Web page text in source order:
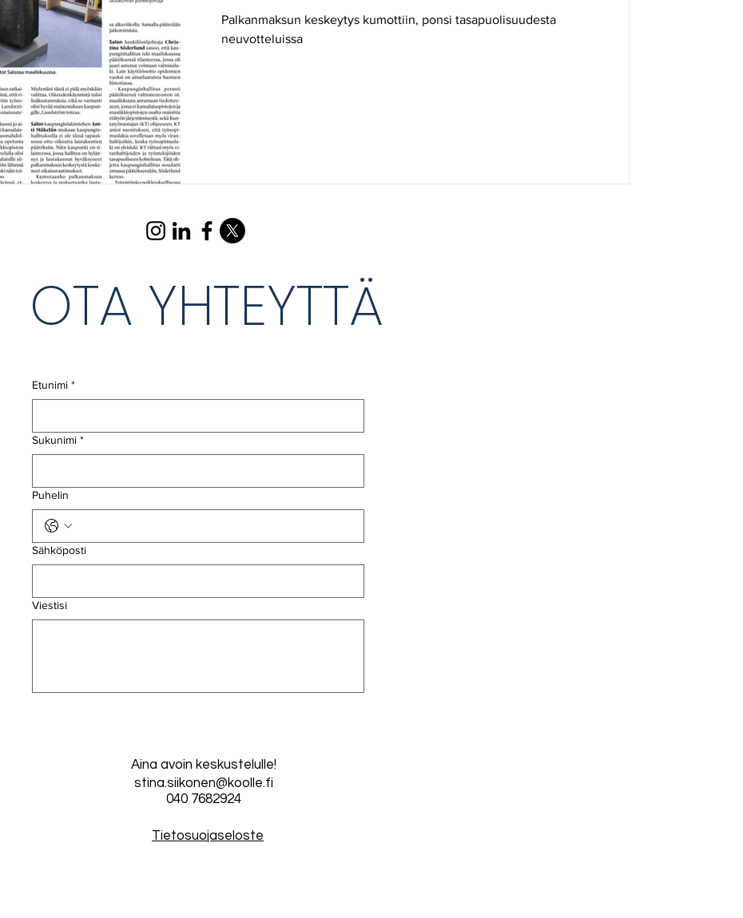
Palkanmaksun keskeytys kumottiin, ponsi tasapuolisuudesta
neuvotteluissa
OTA YHTEYTTÄ
Etunimi *
Sukunimi *
Puhelin
Sähköposti
Viestisi
Aina avoin keskustelulle!
stina.siikonen@koolle.fi
040 7682924
Tietosuojaseloste